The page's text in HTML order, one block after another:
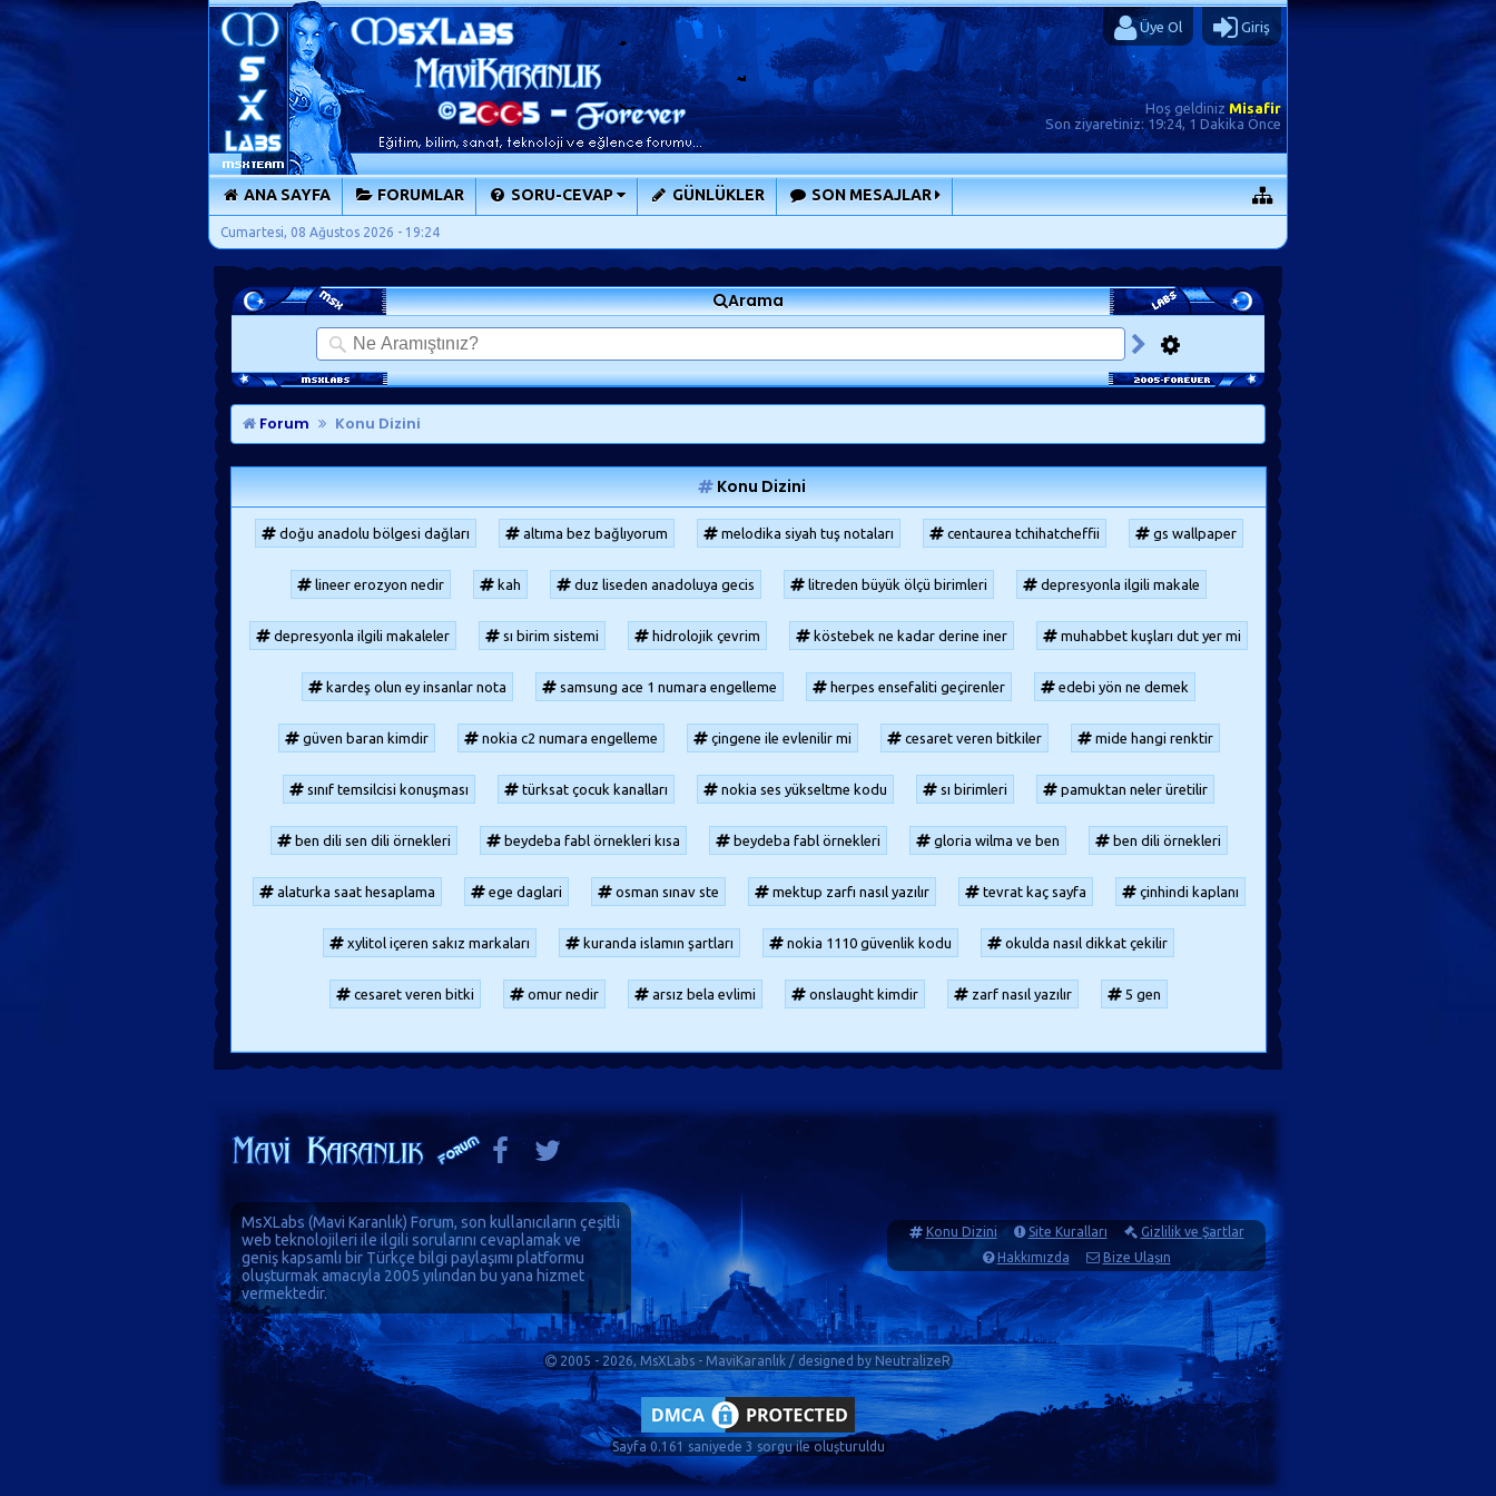
Üye Ol Giriş
Hoş geldiniz Misafir
Son ziyaretiniz:19:24, 1 Dakika Önce
ANA SAYFA FORUMLAR SORU-CEVAP GÜNLÜKLER SON MESAJLAR
Cumartesi, 08 Ağustos 2026 - 19:24
Arama
Forum Konu Dizini
Konu Dizini
doğu anadolu bölgesi dağları altıma bez bağlıyorum melodika siyah tuş notaları centaurea tchihatcheffii gs wallpaper
lineer erozyon nedir kah duz liseden anadoluya gecis litreden büyük ölçü birimleri depresyonla ilgili makale
depresyonla ilgili makaleler sı birim sistemi hidrolojik çevrim köstebek ne kadar derine iner muhabbet kuşları dut yer mi
kardeş olun ey insanlar nota samsung ace 1 numara engelleme herpes ensefaliti geçirenler edebi yön ne demek
güven baran kimdir nokia c2 numara engelleme çingene ile evlenilir mi cesaret veren bitkiler mide hangi renktir
sınıf temsilcisi konuşması türksat çocuk kanalları nokia ses yükseltme kodu sı birimleri pamuktan neler üretilir
ben dili sen dili örnekleri beydeba fabl örnekleri kısa beydeba fabl örnekleri gloria wilma ve ben ben dili örnekleri
alaturka saat hesaplama ege daglari osman sınav ste mektup zarfı nasıl yazılır tevrat kaç sayfa çinhindi kaplanı
xylitol içeren sakız markaları kuranda islamın şartları nokia 1110 güvenlik kodu okulda nasıl dikkat çekilir
cesaret veren bitki omur nedir arsız bela evlimi onslaught kimdir zarf nasıl yazılır 5 gen
MsXLabs (Mavi Karanlık) Forum, son kullanıcıların çeşitli
web teknolojileri ile ilgili sorularını cevaplamak ve
geniş kapsamlı bir Türkçe bilgi paylaşımı platformu
oluşturmak amacıyla 2005 yılından bu yana hizmet
vermektedir.
Konu Dizini Site Kuralları
Gizlilik ve Şartlar
Hakkımızda
Bize Ulaşın
2005 - 2026, MsXLabs - MaviKaranlık / designed by NeutralizeR
Sayfa 0.161 saniyede 3 sorgu ile oluşturuldu